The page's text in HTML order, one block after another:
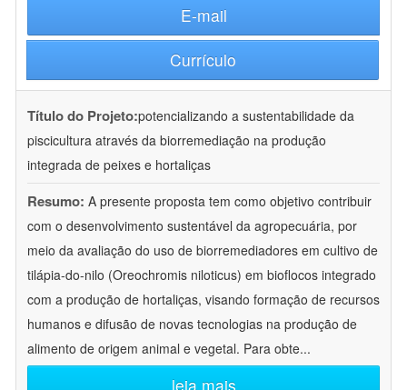
E-mail
Currículo
Título do Projeto:potencializando a sustentabilidade da
piscicultura através da biorremediação na produção
integrada de peixes e hortaliças
Resumo: A presente proposta tem como objetivo contribuir
com o desenvolvimento sustentável da agropecuária, por
meio da avaliação do uso de biorremediadores em cultivo de
tilápia-do-nilo (Oreochromis niloticus) em bioflocos integrado
com a produção de hortaliças, visando formação de recursos
humanos e difusão de novas tecnologias na produção de
alimento de origem animal e vegetal. Para obte...
leia mais